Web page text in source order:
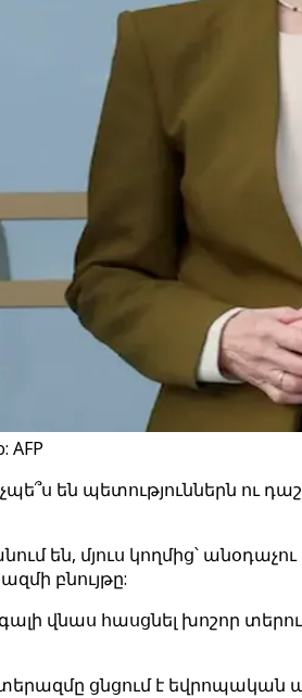
AFP
են պետություններն ու
են, մյուս կողմից՝ անօդաչու
բնույթը:
վնաս հասցնել խոշոր
ցնցում է եվրոպական